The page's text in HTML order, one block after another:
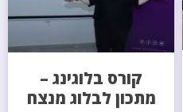
קורס בלוגינג –
מתכון לבלוג מנצח